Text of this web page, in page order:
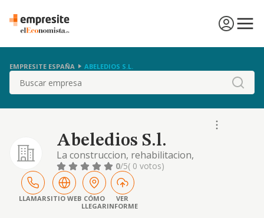
EMPRESITE ESPAÑA ABELEDIOS S.L.
Buscar
Abeledios S.l.
La construccion, rehabilitacion,
compraventa, arrendamiento,
administracion y gestion de bienes
inmuebles. las actividades integrantes del
objeto social podran ser desarrolladas por la
sociedad total o parcialmente de fo
0/5( 0 votos)
LLAMARSITIO WEB CÓMO
LLEGAR
VER
INFORME